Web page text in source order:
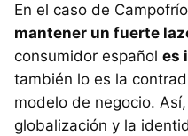
En el caso de
mantener un fuerte
consumidor español es
también lo es la
modelo de negocio.
globalización y la